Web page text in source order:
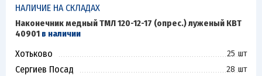
НАЛИЧИЕ НА СКЛАДАХ
Наконечник медный ТМЛ 120-12-17 (опрес.) луженый КВТ
40901 в наличии
Хотьково 25 шт
Сергиев Посад 28 шт